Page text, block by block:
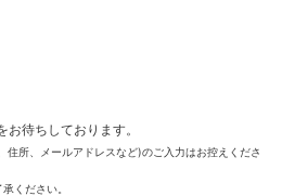
待ちしております。
住所、メールアドレスなど)のご入力はお控えくださ
ください。